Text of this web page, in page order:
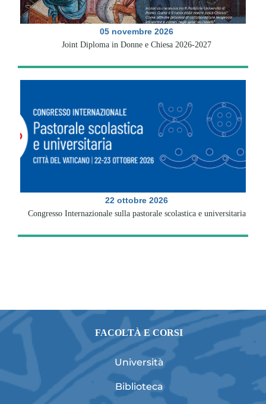
05 novembre 2026
Joint Diploma in Donne e Chiesa 2026-2027
22 ottobre 2026
Congresso Internazionale sulla pastorale scolastica e universitaria
FACOLTÀ E CORSI
Università
Biblioteca